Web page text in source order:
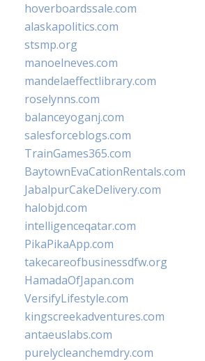
hoverboardssale.com
alaskapolitics.com
stsmp.org
manoelneves.com
mandelaeffectlibrary.com
roselynns.com
balanceyoganj.com
salesforceblogs.com
TrainGames365.com
BaytownEvaCationRentals.com
JabalpurCakeDelivery.com
halobjd.com
intelligenceqatar.com
PikaPikaApp.com
takecareofbusinessdfw.org
HamadaOfJapan.com
VersifyLifestyle.com
kingscreekadventures.com
antaeuslabs.com
purelycleanchemdry.com